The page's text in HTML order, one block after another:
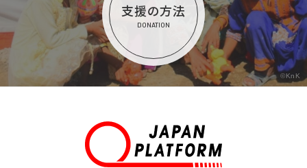
支援の方法
DONATION
©KnK